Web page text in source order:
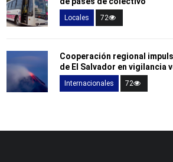
Locales 72
Cooperación regional
de El Salvador en vigilancia
Internacionales 72